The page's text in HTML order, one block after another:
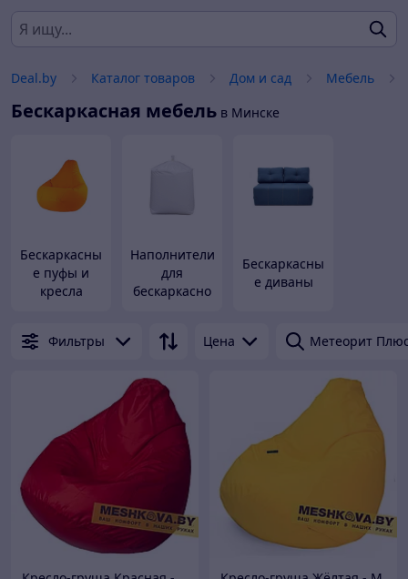
Deal.by Каталог товаров Дом и сад Мебель
Бескаркасная мебель в Минске
Бескаркасны
е пуфы и
кресла
Наполнители
для
бескаркасно
Бескаркасны
е диваны
Фильтры Цена Метеорит